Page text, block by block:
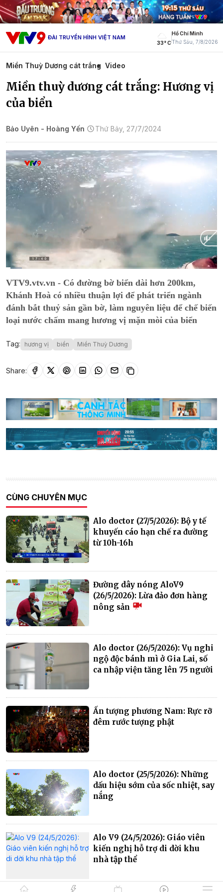
ĐÀI TRUYỀN HÌNH VIỆT NAM
33° C
Hồ Chí Minh
Thứ Sáu, 7/8/2026
Miền Thuỳ Dương cát trắng Video
Miền thuỳ dương cát trắng: Hương vị
của biển
Bảo Uyên - Hoàng Yến Thứ Bảy, 27/7/2024
Time
VTV9.vtv.vn - Có đường bờ biển dài hơn 200km,
Khánh Hoà có nhiều thuận lợi để phát triển ngành
đánh bắt thuỷ sản gần bờ, làm nguyên liệu để chế biến
loại nước chấm mang hương vị mặn mòi của biển
Tag: hương vị biển Miền Thuỳ Dương
Share:
CÙNG CHUYÊN MỤC
Alo doctor (27/5/2026): Bộ y tế
khuyến cáo hạn chế ra đường
từ 10h-16h
Đường dây nóng AloV9
(26/5/2026): Lừa đảo đơn hàng
nông sản
Alo doctor (26/5/2026): Vụ nghi
ngộ độc bánh mì ở Gia Lai, số
ca nhập viện tăng lên 75 người
Ấn tượng phương Nam: Rực rỡ
đêm rước tượng phật
Alo doctor (25/5/2026): Những
dấu hiệu sớm của sốc nhiệt, say
nắng
Alo V9 (24/5/2026): Giáo viên
kiến nghị hỗ trợ di dời khu
nhà tập thể